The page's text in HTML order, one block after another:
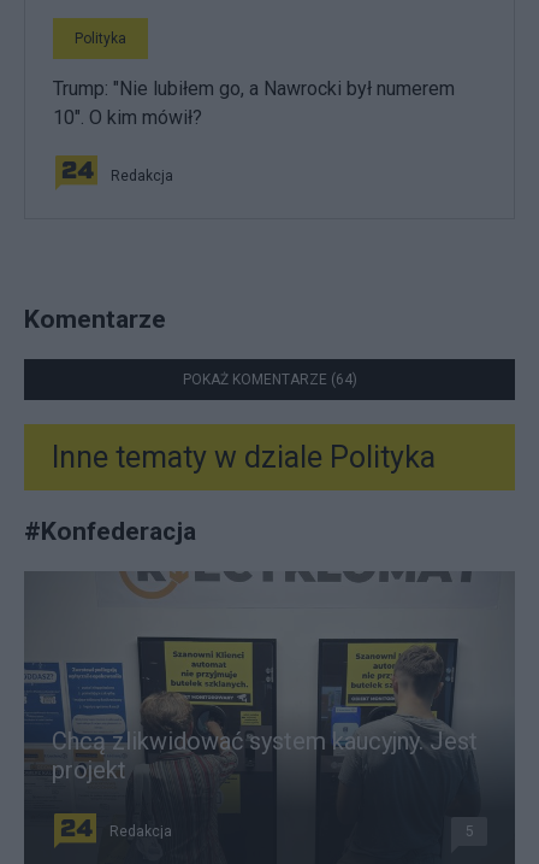
Polityka
Trump: "Nie lubiłem go, a Nawrocki był numerem
10". O kim mówił?
Redakcja
Komentarze
POKAŻ KOMENTARZE (64)
Inne tematy w dziale Polityka
#Konfederacja
Chcą zlikwidować system kaucyjny. Jest
projekt
Redakcja 5